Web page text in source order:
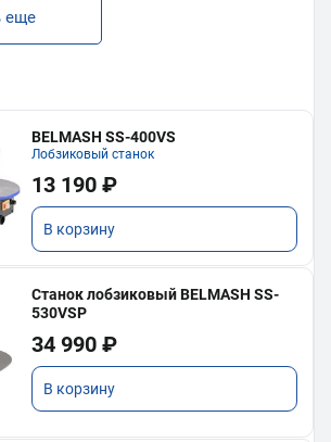
еще
BELMASH SS-400VS
Лобзиковый станок
13 190 ₽
В корзину
Станок лобзиковый BELMASH SS-
530VSP
34 990 ₽
В корзину